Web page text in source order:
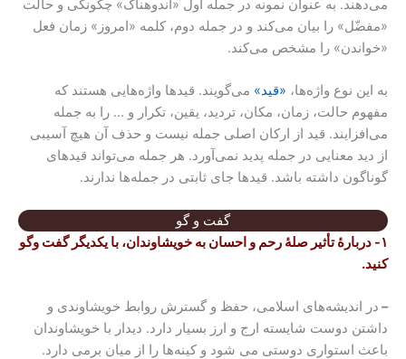
می‌دهند. به عنوان نمونه در جمله اول «اندوهناک» چگونگی و حالت
«مفضّل» را بیان می‌کند و در جمله دوم، کلمه «امروز» زمان فعل
«خواندن» را مشخص می‌کند.
به این نوع واژه‌ها، «قید» می‌گویند. قیدها واژه‌هایی هستند که
مفهوم حالت، زمان، مکان، تردید، یقین، تکرار و … را به جمله
می‌افزایند. قید از ارکان اصلی جمله نیست و حذف آن هیچ آسیبی
از دید معنایی در جمله پدید نمی‌آورد. هر جمله می‌تواند قیدهای
گوناگون داشته باشد. قیدها جای ثابتی در جمله‌ها ندارند.
گفت و گو
۱- دربارۀ تأثیر صلۀ رحم و احسان به خویشاوندان، با یکدیگر گفت وگو
کنید.
– در اندیشه‌‌های اسلامی، حفظ و گسترش روابط خویشاوندی و
داشتن دوست شایسته ارج و ارز بسیار دارد. دیدار با خویشاوندان
باعث استواری دوستی می شود و کینه‌ها را از میان برمی دارد.